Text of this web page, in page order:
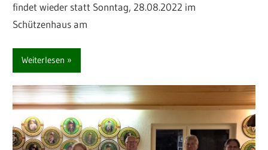
findet wieder statt Sonntag, 28.08.2022 im
Schützenhaus am
Weiterlesen